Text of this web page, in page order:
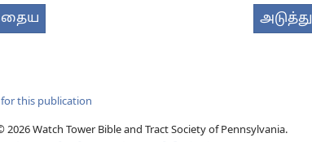
அடுத்து
this publication
2026 Watch Tower Bible and Tract Society of Pennsylvania.